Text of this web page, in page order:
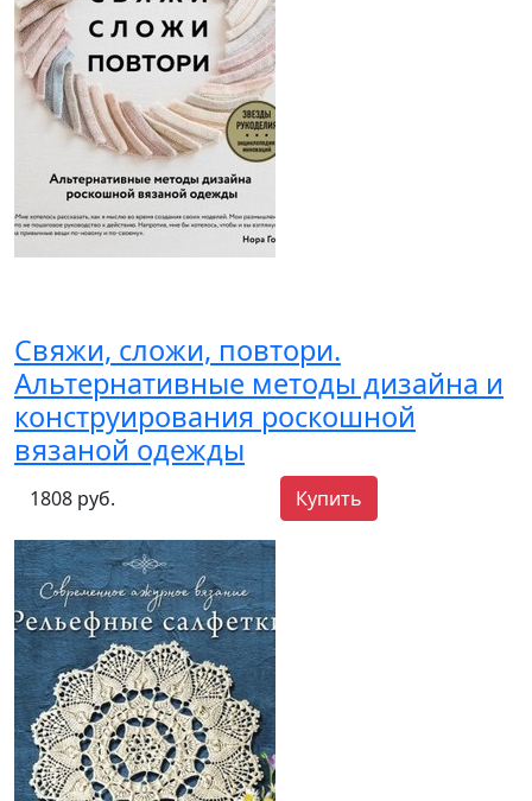
Свяжи, сложи, повтори.
Альтернативные методы дизайна и
конструирования роскошной
вязаной одежды
1808 руб. Купить